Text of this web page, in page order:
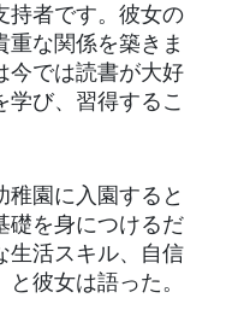
持者です。彼女の
な関係を築きま
今では読書が大好
学び、習得するこ
稚園に入園すると
礎を身につけるだ
生活スキル、自信
彼女は語った。